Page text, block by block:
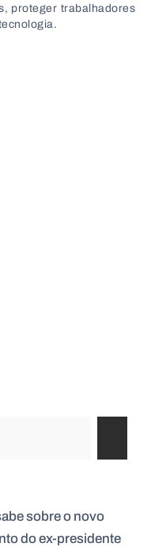
proteger trabalhadores
sobre o novo
do ex-presidente